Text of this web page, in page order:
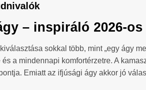
– inspiráló 2026-
kiválasztása sokkal több, mint „egy ágy
a mindennapi komfortérzetre. A
Emiatt az ifjúsági ágy akkor jó